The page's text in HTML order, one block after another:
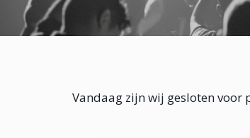
Vandaag zijn wij gesloten voor